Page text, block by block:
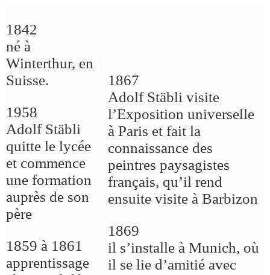
1842
né à
Winterthur, en
Suisse.
1958
Adolf Stäbli
quitte le lycée
et commence
une formation
auprès de son
père
1859 à 1861
apprentissage
1867
Adolf Stäbli visite
l’Exposition universelle
à Paris et fait la
connaissance des
peintres paysagistes
français, qu’il rend
ensuite visite à Barbizon
1869
il s’installe à Munich, où
il se lie d’amitié avec